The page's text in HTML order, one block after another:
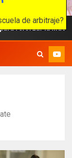
de arbitraje?
la independencia